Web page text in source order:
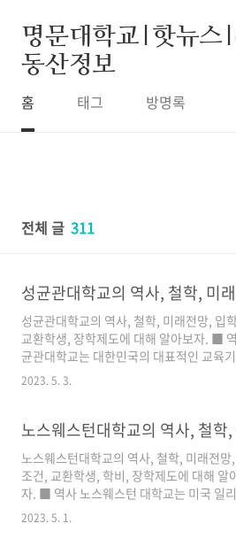
명문대학교|핫뉴
동산정보
홈 태그 방명록
전체 글 311
성균관대학교의 역사, 철학, 미래전망, 입
교환학생, 장학제도에 대해 알아보자. ■
균관대학교는 대한민국의 대표적인 교육
로, 역사적인 배경과 함께 교육의 중심지로
에 조선 제4대 임금 세종이 창건한 성균관에
래한다. 성균관은 고려시대의 학교인 태학
계승하며, 조선시대에는 왕실의 교육기관
의 역할을 맡았다. 이후 조선왕조는 성균관
교육을 받은 인재들을 차용하여 국가 관리
여하게 되었다. 하지만 일제 강점기에는 일
2023. 5. 3.
노스웨스턴대학교의 역사, 철학, 미래전망
조건, 교환학생, 학비, 장학제도에 대해 알
자. ■ 역사 노스웨스턴 대학교는 미국 일
주 시카고에 위치한 사립 대학교입니다.
2023. 5. 1.